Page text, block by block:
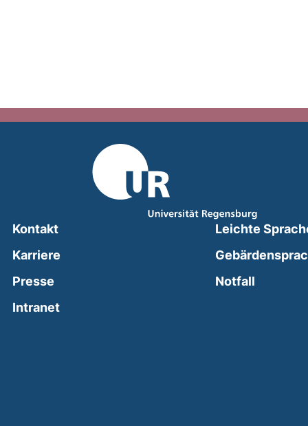
Kontakt
Karriere
Presse
Intranet(external link, opens in a new window)
Leichte
Notfall